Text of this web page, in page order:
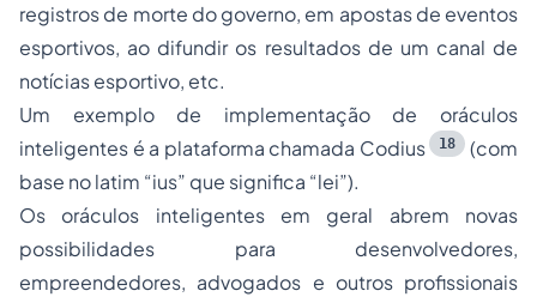
registros de morte do governo, em apostas de eventos
esportivos, ao difundir os resultados de um canal de
notícias esportivo, etc.
Um exemplo de implementação de oráculos
inteligentes é a plataforma chamada Codius 18
(com
base no latim “ius” que significa “lei”).
Os oráculos inteligentes em geral abrem novas
possibilidades para desenvolvedores,
empreendedores, advogados e outros profissionais